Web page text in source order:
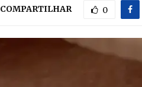
COMPARTILHAR 0